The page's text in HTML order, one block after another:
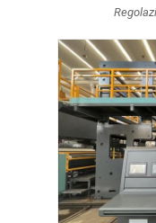
Giro della fabbrica
Controllo di
Contattici
Notizia
Macchina